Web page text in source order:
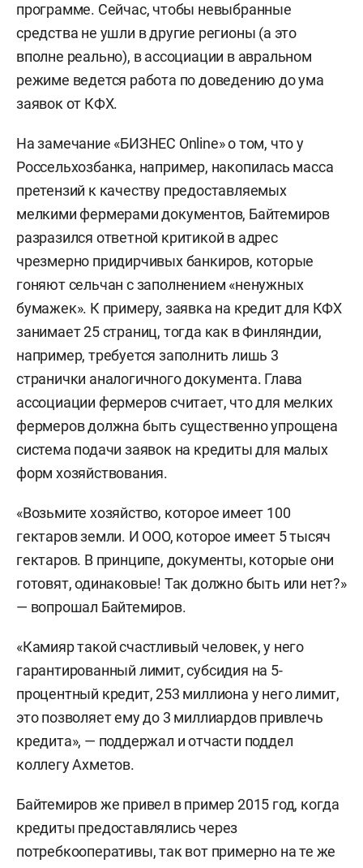
программе. Сейчас, чтобы невыбранные
средства не ушли в другие регионы (а это
вполне реально), в ассоциации в авральном
режиме ведется работа по доведению до ума
заявок от КФХ.
На замечание «БИЗНЕС Online» о том, что у
Россельхозбанка, например, накопилась масса
претензий к качеству предоставляемых
мелкими фермерами документов, Байтемиров
разразился ответной критикой в адрес
чрезмерно придирчивых банкиров, которые
гоняют сельчан с заполнением «ненужных
бумажек». К примеру, заявка на кредит для КФХ
занимает 25 страниц, тогда как в Финляндии,
например, требуется заполнить лишь 3
странички аналогичного документа. Глава
ассоциации фермеров считает, что для мелких
фермеров должна быть существенно упрощена
система подачи заявок на кредиты для малых
форм хозяйствования.
«Возьмите хозяйство, которое имеет 100
гектаров земли. И ООО, которое имеет 5 тысяч
гектаров. В принципе, документы, которые они
готовят, одинаковые! Так должно быть или нет?»
— вопрошал Байтемиров.
«Камияр такой счастливый человек, у него
гарантированный лимит, субсидия на 5-
процентный кредит, 253 миллиона у него лимит,
это позволяет ему до 3 миллиардов привлечь
кредита», — поддержал и отчасти поддел
коллегу Ахметов.
Байтемиров же привел в пример 2015 год, когда
кредиты предоставлялись через
потребкооперативы, так вот примерно на те же